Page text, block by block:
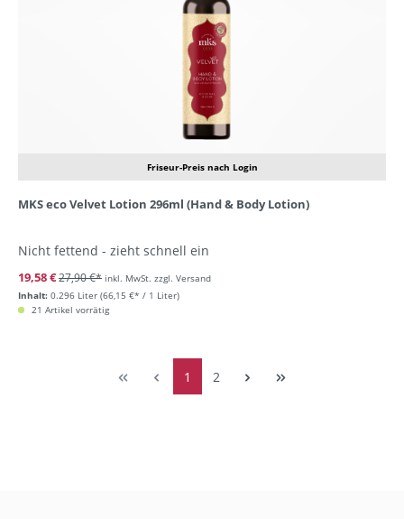
Friseur-Preis nach Login
MKS eco Velvet Lotion 296ml (Hand & Body Lotion)
Nicht fettend - zieht schnell ein
Inhalt: 0.296 Liter (66,15 €* / 1 Liter)
19,58 €27,90 €* inkl. MwSt. zzgl. Versand
21 Artikel vorrätig
1 2